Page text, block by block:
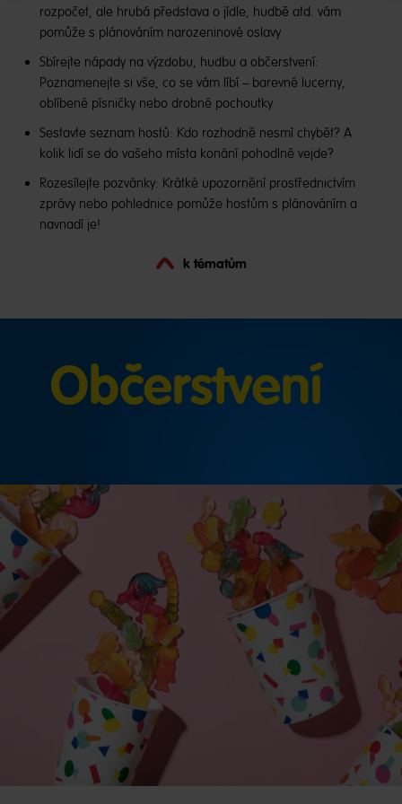
rozpočet, ale hrubá představa o jídle, hudbě atd. vám
pomůže s plánováním narozeninové oslavy
Sbírejte nápady na výzdobu, hudbu a občerstvení:
Poznamenejte si vše, co se vám líbí – barevné lucerny,
oblíbené písničky nebo drobné pochoutky
Sestavte seznam hostů: Kdo rozhodně nesmí chybět? A
kolik lidí se do vašeho místa konání pohodlně vejde?
Rozesílejte pozvánky: Krátké upozornění prostřednictvím
zprávy nebo pohlednice pomůže hostům s plánováním a
navnadí je!
k tématům
Občerstvení